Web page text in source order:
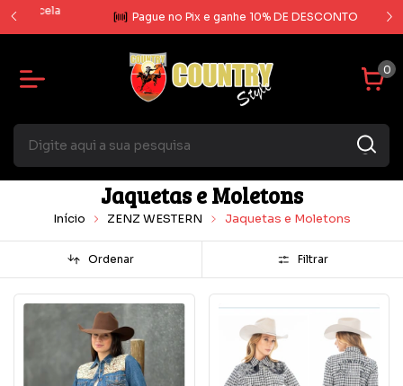
Pague no Pix e ganhe 10% DE DESCONTO
0
Jaquetas e Moletons
Início ZENZ WESTERN Jaquetas e Moletons
Ordenar Filtrar